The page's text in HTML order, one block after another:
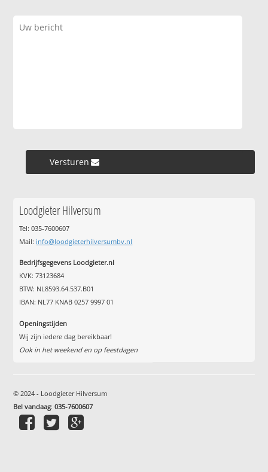
Versturen »
Loodgieter Hilversum
Tel: 035-7600607
Mail: info@loodgieterhilversumbv.nl
Bedrijfsgegevens Loodgieter.nl
KVK: 73123684
BTW: NL8593.64.537.B01
IBAN: NL77 KNAB 0257 9997 01
Openingstijden
Wij zijn iedere dag bereikbaar!
Ook in het weekend en op feestdagen
© 2024 - Loodgieter Hilversum
Bel vandaag:035-7600607